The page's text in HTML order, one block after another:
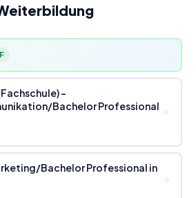
-
/Bachelor Professional
/Bachelor Professional in